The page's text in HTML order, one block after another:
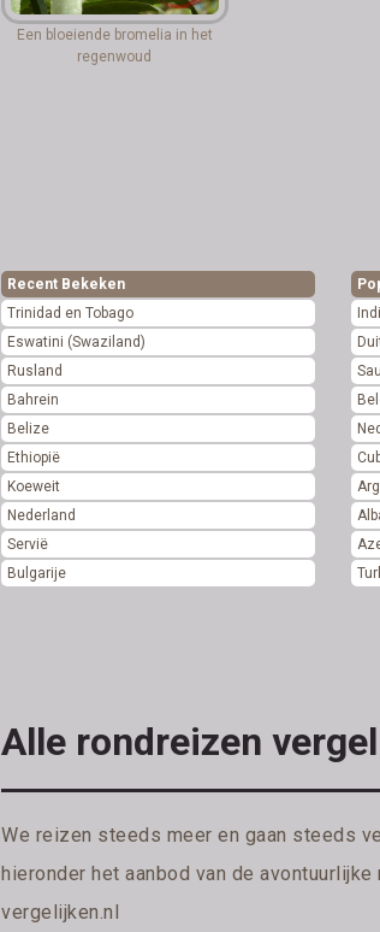
Een bloeiende bromelia in het
regenwoud
Recent Bekeken
Trinidad en Tobago
Eswatini (Swaziland)
Rusland
Bahrein
Belize
Ethiopië
Koeweit
Nederland
Servië
Bulgarije
Alle rondreizen
We reizen steeds meer en gaan steeds
hieronder het aanbod van de
vergelijken.nl